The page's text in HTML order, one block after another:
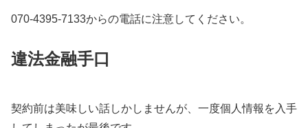
070-4395-7133からの電話に注意してください。
違法金融手口
契約前は美味しい話しかしませんが、一度個人情報を入手